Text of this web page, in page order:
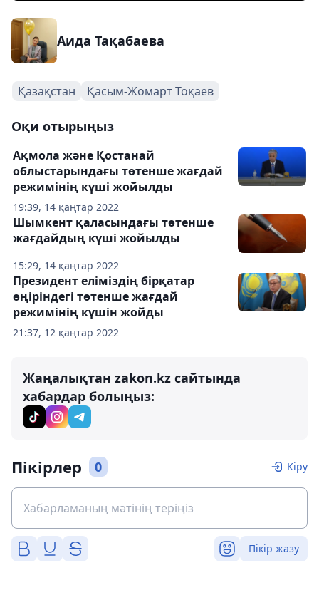
Аида Тақабаева
Қазақстан Қасым-Жомарт Тоқаев
Оқи отырыңыз
19:39, 14 қаңтар 2022
Ақмола және Қостанай
облыстарындағы төтенше жағдай
режимінің күші жойылды
15:29, 14 қаңтар 2022
Шымкент қаласындағы төтенше
жағдайдың күші жойылды
21:37, 12 қаңтар 2022
Президент еліміздің бірқатар
өңіріндегі төтенше жағдай
режимінің күшін жойды
Жаңалықтан zakon.kz сайтында
хабардар болыңыз:
Пікірлер 0 Кіру
Пікір жазу